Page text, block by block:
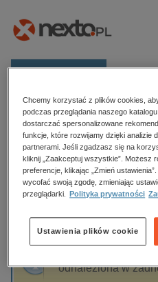
Kategorie
Zobacz wszystkie E-prasa
budownictwo,
biznesowe, branżowe,
dzienniki
edukacja
hobby, sport, rozrywka
Strona główna Ewa
Ewa Pocierznicka
Sortowanie
odnaleziona w
Chcemy korzystać z plików cookies,
podczas przeglądania naszego
dostarczać spersonalizowane
funkcje, które rozwijamy dzięki analizie
partnerami. Jeśli zgadzasz się na
kliknij „Zaakceptuj wszystkie”. Możesz
preferencje, klikając „Zmień
wycofać swoją zgodę, zmieniając
przeglądarki.
Polityka prywatności
Ustawienia plików cookie